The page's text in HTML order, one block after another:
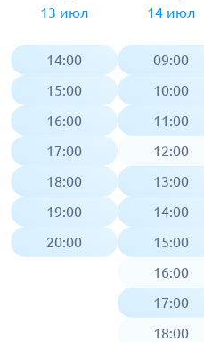
13 июл
14:00
15:00
16:00
17:00
18:00
19:00
20:00
14 июл
09:00
10:00
11:00
12:00
13:00
14:00
15:00
16:00
17:00
18:00